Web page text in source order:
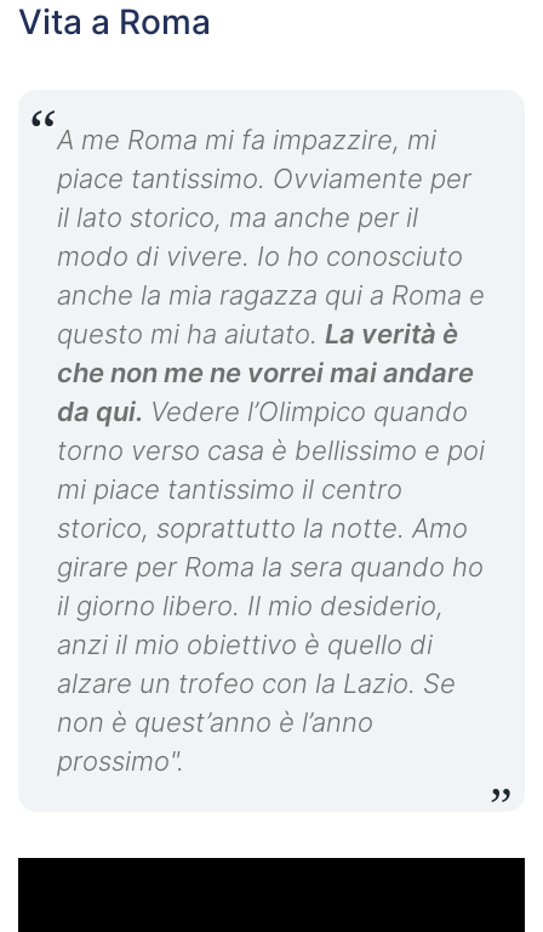
Vita a Roma
A me Roma mi fa impazzire, mi
piace tantissimo. Ovviamente per
il lato storico, ma anche per il
modo di vivere. Io ho conosciuto
anche la mia ragazza qui a Roma e
questo mi ha aiutato. La verità è
che non me ne vorrei mai andare
da qui. Vedere l’Olimpico quando
torno verso casa è bellissimo e poi
mi piace tantissimo il centro
storico, soprattutto la notte. Amo
girare per Roma la sera quando ho
il giorno libero. Il mio desiderio,
anzi il mio obiettivo è quello di
alzare un trofeo con la Lazio. Se
non è quest’anno è l’anno
prossimo".